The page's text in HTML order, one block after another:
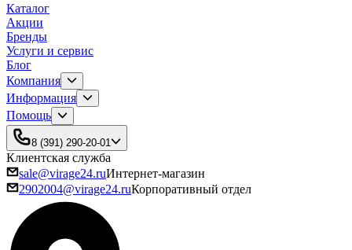
Каталог
Акции
Бренды
Услуги и сервис
Блог
Компания
Информация
Помощь
8 (391) 290-20-01
Клиентская служба
sale@virage24.ruИнтернет-магазин
2902004@virage24.ruКорпоративный отдел